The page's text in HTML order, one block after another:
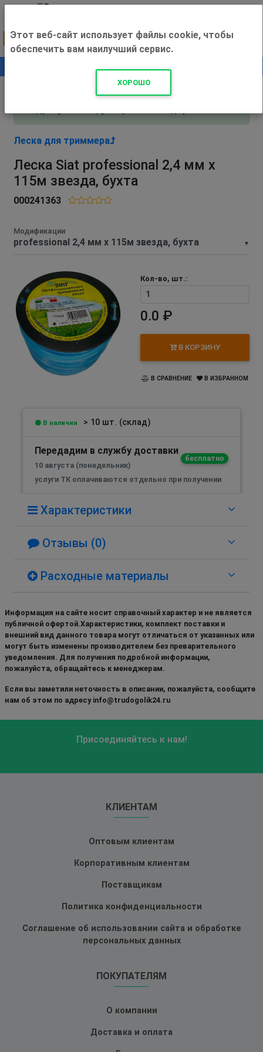
+500 ₽
Внимание! С 3 августа магазин работает по
Леска для триммера
Леска Siat professional 2,4 мм х
115м звезда, бухта
000241363
▼
Модификации
Кол-во, шт.:
0.0 ₽
В КОРЗИНУ
В СРАВНЕНИЕ В ИЗБРАННОМ
В наличии > 10 шт. (склад)
Передадим в службу доставки
бесплатно
10 августа (понедельник)
услуги ТК оплачиваются отдельно при получении
Характеристики
Отзывы (0)
Расходные материалы
Информация на сайте носит справочный характер и не является
публичной офертой.Характеристики, комплект поставки и
внешний вид данного товара могут отличаться от указанных или
могут быть изменены производителем без преварительного
уведомления. Для получения подробной информации,
пожалуйста, обращайтесь к менеджерам.
Если вы заметили неточность в описании, пожалуйста, сообщите
нам об этом по адресу info@trudogolik24.ru
Присоединяйтесь к нам!
КЛИЕНТАМ
Оптовым клиентам
Корпоративным клиентам
Поставщикам
Политика конфиденциальности
Соглашение об использовании сайта и обработке
персональных данных
ПОКУПАТЕЛЯМ
О компании
Доставка и оплата
Этот веб-сайт использует файлы cookie, чтобы
обеспечить вам наилучший сервис.
ХОРОШО